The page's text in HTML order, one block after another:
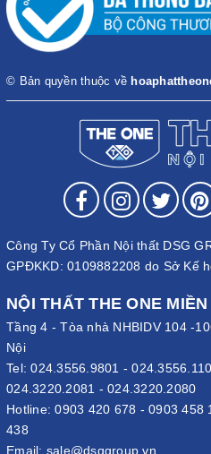
© Bản quyền thuộc về
Công Ty Cổ Phần Nội thất DSG
GPĐKKD: 0109882208 do Sở Kế
NỘI THẤT THE ONE
Tầng 4 - Tòa nhà NHBIDV 104 -
Nội
Tel:024.3556.9801 -
024.3220.2081 - 024.3220.2080
Hotline:0903 420 678 - 0903 458
438
Email: sale@dsggroup.vn